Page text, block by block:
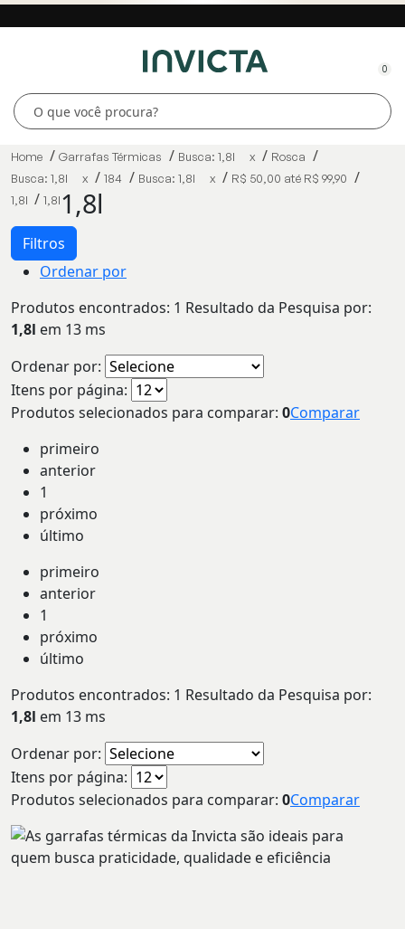
0
Home Garrafas Térmicas Busca: 1,8l x
Rosca
Busca: 1,8l
x 184 Busca: 1,8l x
R$ 50,00 até R$ 99,90
1,8l
1,8l1,8l
Filtros
Ordenar por
Produtos encontrados: 1 Resultado da Pesquisa por:
1,8l em 13 ms
Ordenar por:
Itens por página:
Produtos selecionados para comparar: 0Comparar
primeiro
anterior
1
próximo
último
primeiro
anterior
1
próximo
último
Produtos encontrados: 1 Resultado da Pesquisa por:
1,8l em 13 ms
Ordenar por:
Itens por página:
Produtos selecionados para comparar: 0Comparar